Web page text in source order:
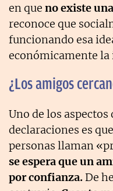
en que no existe
reconoce que
funcionando esa
económicamente
¿Los amigos
Uno de los
declaraciones es
personas llaman
se espera que un
por confianza. De